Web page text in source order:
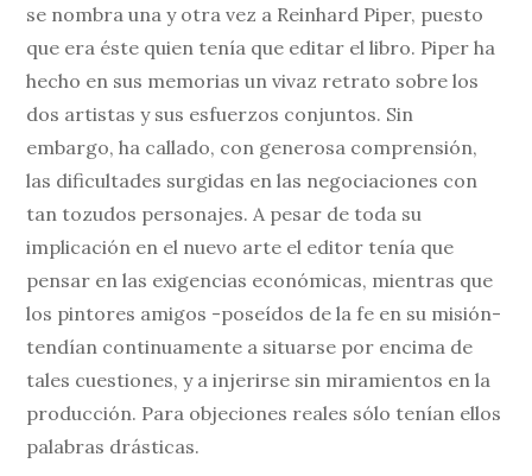
se nombra una y otra vez a Reinhard Piper, puesto
que era éste quien tenía que editar el libro. Piper ha
hecho en sus memorias un vivaz retrato sobre los
dos artistas y sus esfuerzos conjuntos. Sin
embargo, ha callado, con generosa comprensión,
las dificultades surgidas en las negociaciones con
tan tozudos personajes. A pesar de toda su
implicación en el nuevo arte el editor tenía que
pensar en las exigencias económicas, mientras que
los pintores amigos -poseídos de la fe en su misión-
tendían continuamente a situarse por encima de
tales cuestiones, y a injerirse sin miramientos en la
producción. Para objeciones reales sólo tenían ellos
palabras drásticas.